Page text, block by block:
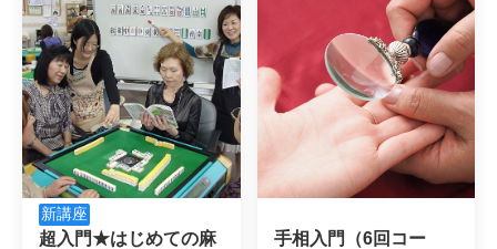
新講座
超入門★はじめての麻
手相入門（6回コー